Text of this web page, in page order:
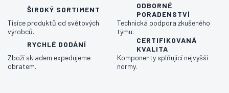
ŠIROKÝ SORTIMENT
Tisíce produktů od světových
výrobců.
ODBORNÉ
PORADENSTVÍ
Technická podpora zkušeného
týmu.
RYCHLÉ DODÁNÍ
Zboží skladem expedujeme
obratem.
CERTIFIKOVANÁ
KVALITA
Komponenty splňující nejvyšší
normy.